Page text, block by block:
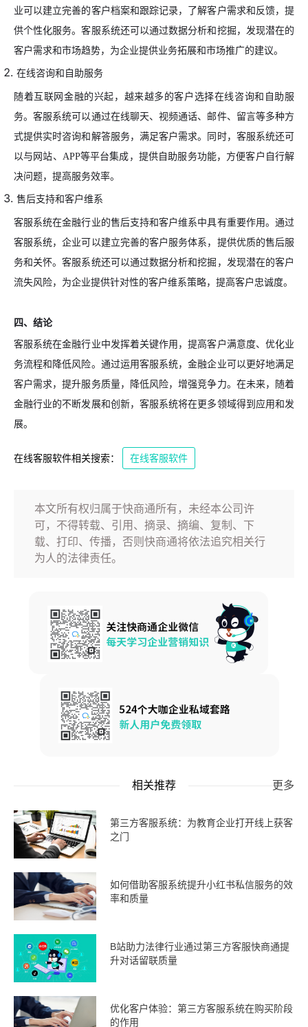
业可以建立完善的客户档案和跟踪记录，了解客户需求和反馈，提
供个性化服务。客服系统还可以通过数据分析和挖掘，发现潜在的
客户需求和市场趋势，为企业提供业务拓展和市场推广的建议。
在线咨询和自助服务
随着互联网金融的兴起，越来越多的客户选择在线咨询和自助服
务。客服系统可以通过在线聊天、视频通话、邮件、留言等多种方
式提供实时咨询和解答服务，满足客户需求。同时，客服系统还可
以与网站、APP等平台集成，提供自助服务功能，方便客户自行解
决问题，提高服务效率。
售后支持和客户维系
客服系统在金融行业的售后支持和客户维系中具有重要作用。通过
客服系统，企业可以建立完善的客户服务体系，提供优质的售后服
务和关怀。客服系统还可以通过数据分析和挖掘，发现潜在的客户
流失风险，为企业提供针对性的客户维系策略，提高客户忠诚度。
四、结论
客服系统在金融行业中发挥着关键作用，提高客户满意度、优化业
务流程和降低风险。通过运用客服系统，金融企业可以更好地满足
客户需求，提升服务质量，降低风险，增强竞争力。在未来，随着
金融行业的不断发展和创新，客服系统将在更多领域得到应用和发
展。
在线客服软件相关搜索： 在线客服软件
本文所有权归属于快商通所有，未经本公司许
可，不得转载、引用、摘录、摘编、复制、下
载、打印、传播，否则快商通将依法追究相关行
为人的法律责任。
相关推荐 更多
第三方客服系统：为教育企业打开线上获客
之门
如何借助客服系统提升小红书私信服务的效
率和质量
B站助力法律行业通过第三方客服快商通提
升对话留联质量
优化客户体验：第三方客服系统在购买阶段
的作用